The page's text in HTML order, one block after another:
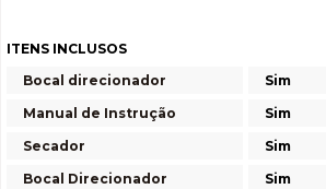
ITENS INCLUSOS
Bocal direcionador
Sim
Manual de Instrução
Sim
Secador
Sim
Bocal Direcionador
Sim